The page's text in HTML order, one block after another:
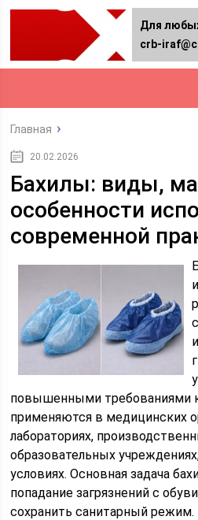
Главная
20.02.2026
Бахилы: виды,
особенности
современной
повышенными требованиями
применяются в медицинских
лабораториях,
образовательных
условиях. Основная задача
попадание загрязнений с
сохранить санитарный режим.
Для
crb-